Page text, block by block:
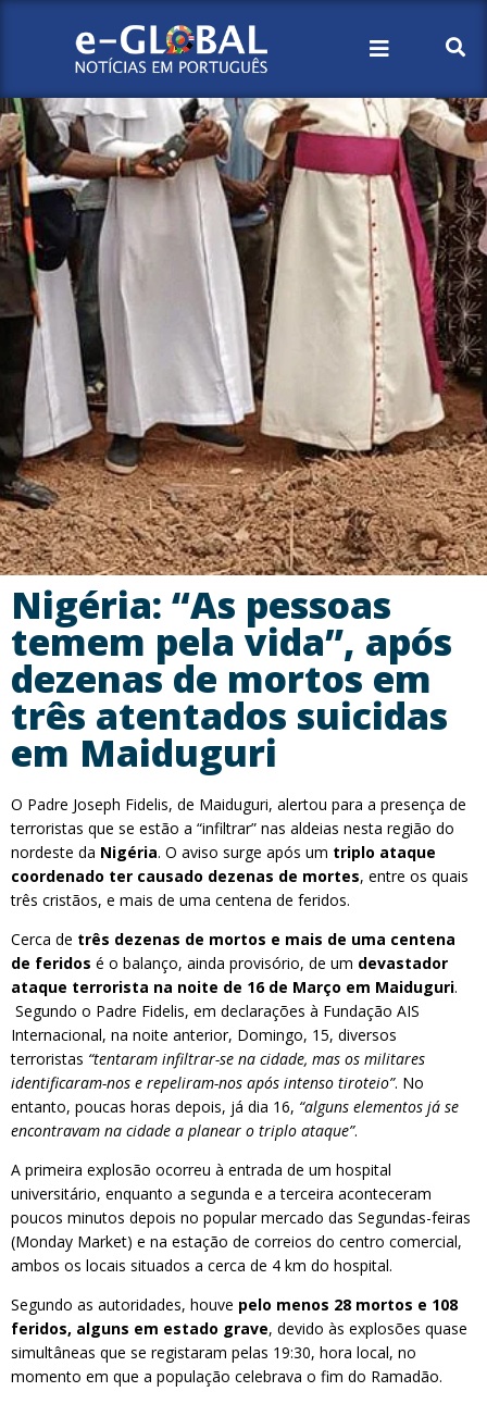
Nigéria: “As pessoas
temem pela vida”, após
dezenas de mortos em
três atentados suicidas
em Maiduguri
O Padre Joseph Fidelis, de Maiduguri, alertou para a presença de
terroristas que se estão a “infiltrar” nas aldeias nesta região do
nordeste da Nigéria. O aviso surge após um triplo ataque
coordenado ter causado dezenas de mortes, entre os quais
três cristãos, e mais de uma centena de feridos.
Cerca de três dezenas de mortos e mais de uma centena
de feridos é o balanço, ainda provisório, de um devastador
ataque terrorista na noite de 16 de Março em Maiduguri.
Segundo o Padre Fidelis, em declarações à Fundação AIS
Internacional, na noite anterior, Domingo, 15, diversos
terroristas “tentaram infiltrar-se na cidade, mas os militares
identificaram-nos e repeliram-nos após intenso tiroteio”. No
entanto, poucas horas depois, já dia 16, “alguns elementos já se
encontravam na cidade a planear o triplo ataque”.
A primeira explosão ocorreu à entrada de um hospital
universitário, enquanto a segunda e a terceira aconteceram
poucos minutos depois no popular mercado das Segundas-feiras
(Monday Market) e na estação de correios do centro comercial,
ambos os locais situados a cerca de 4 km do hospital.
Segundo as autoridades, houve pelo menos 28 mortos e 108
feridos, alguns em estado grave, devido às explosões quase
simultâneas que se registaram pelas 19:30, hora local, no
momento em que a população celebrava o fim do Ramadão.